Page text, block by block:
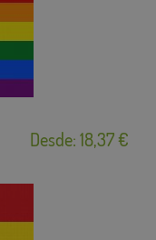
Desde: 18,37 €